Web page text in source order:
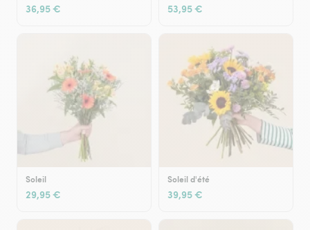
36,95 € 53,95 €
Soleil
29,95 €
Soleil d'été
39,95 €